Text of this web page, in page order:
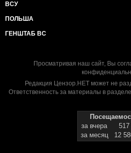
ВСУ
ПОЛЬША
ГЕНШТАБ ВС
Просматривая наш сайт, Вы
Редакция Цензор.НЕТ может не
Ответственность за материалы в
за вчера
517
за месяц
12